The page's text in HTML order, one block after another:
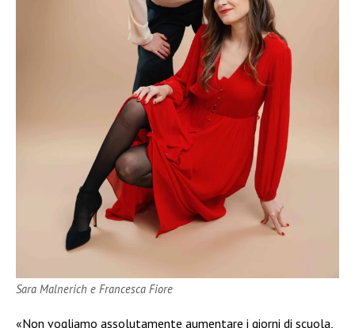
Sara Malnerich e Francesca Fiore
«Non vogliamo assolutamente aumentare i giorni di scuola,